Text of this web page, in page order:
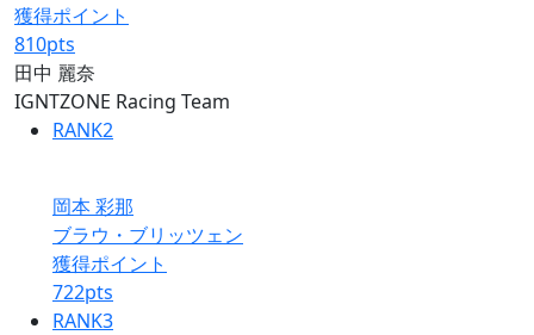
獲得ポイント
810pts
田中 麗奈
IGNTZONE Racing Team
RANK2
岡本 彩那
ブラウ・ブリッツェン
獲得ポイント
722pts
RANK3